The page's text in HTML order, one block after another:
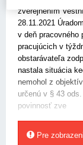
zverejnením
28.11.2021
v deň pracovného
pracujúcich v
obstarávateľa
nastala situácia
nemohol z
určenú v § 43
povinnosť zve
Pre